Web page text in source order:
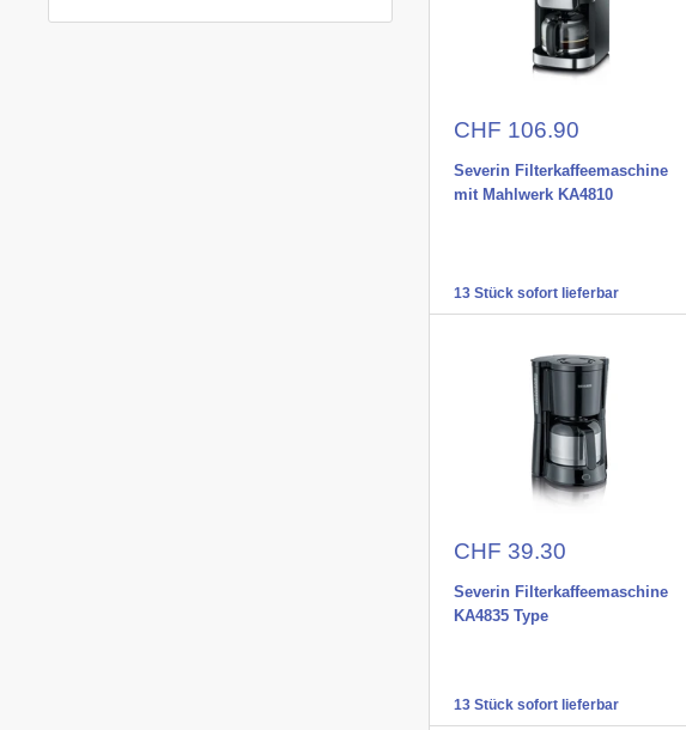
Aktionspreis
CHF 106.90
Severin Filterkaffeemaschine
mit Mahlwerk KA4810
13 Stück sofort lieferbar
Aktionspreis
CHF 39.30
Severin Filterkaffeemaschine
KA4835 Type
13 Stück sofort lieferbar